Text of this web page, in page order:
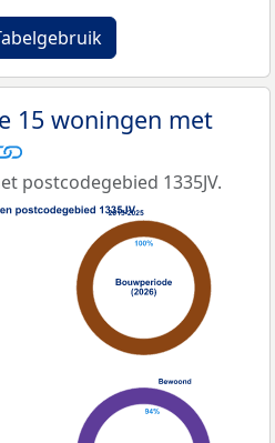
15 woningen met
postcodegebied 1335JV.